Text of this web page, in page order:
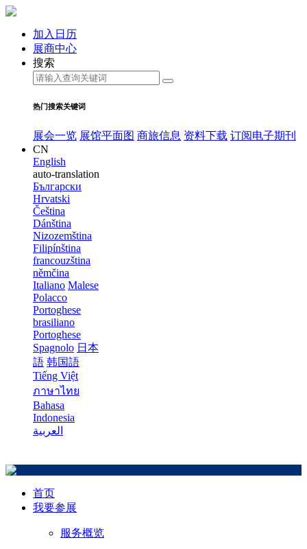
加入日历
展商中心
搜索
热门搜索关键词
展会一览 展馆平面图 商旅信息 资料下载 订阅电子期刊
CN
English
auto-translation
Български
Hrvatski
Čeština
Dánština
Nizozemština
Filipínština
francouzština
němčina
Italiano Malese
Polacco
Portoghese
brasiliano
Portoghese
Spagnolo 日本
語 韩国語
Tiếng Việt
ภาษาไทย
Bahasa
Indonesia
العربية
首页
我要参展
服务概览